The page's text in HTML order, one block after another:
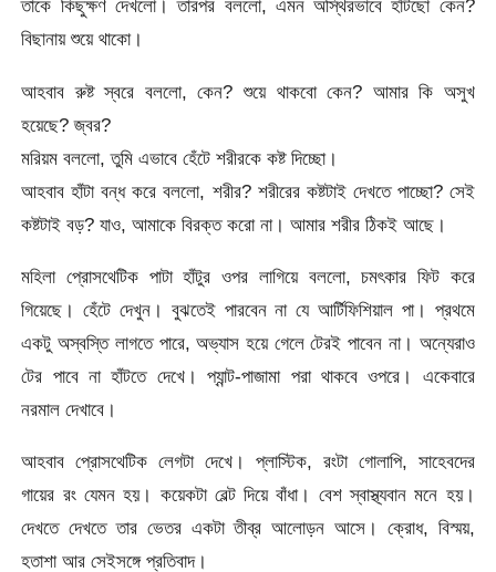
তাকে কিছুক্ষণ দেখলো। তারপর বললো, এমন অস্থিরভাবে হাঁটছো কেন?
বিছানায় শুয়ে থাকো।
আহবাব রুষ্ট স্বরে বললো, কেন? শুয়ে থাকবো কেন? আমার কি অসুখ
হয়েছে? জ্বর?
মরিয়ম বললো, তুমি এভাবে হেঁটে শরীরকে কষ্ট দিচ্ছো।
আহবাব হাঁটা বন্ধ করে বললো, শরীর? শরীরের কষ্টটাই দেখতে পাচ্ছো? সেই
কষ্টটাই বড়? যাও, আমাকে বিরক্ত করো না। আমার শরীর ঠিকই আছে।
মহিলা প্রোসথেটিক পাটা হাঁটুর ওপর লাগিয়ে বললো, চমৎকার ফিট করে
গিয়েছে। হেঁটে দেখুন। বুঝতেই পারবেন না যে আর্টিফিশিয়াল পা। প্রথমে
একটু অস্বস্তি লাগতে পারে, অভ্যাস হয়ে গেলে টেরই পাবেন না। অন্যেরাও
টের পাবে না হাঁটতে দেখে। প্যান্ট-পাজামা পরা থাকবে ওপরে। একেবারে
নরমাল দেখাবে।
আহবাব প্রোসথেটিক লেগটা দেখে। প্লাস্টিক, রংটা গোলাপি, সাহেবদের
গায়ের রং যেমন হয়। কয়েকটা বেল্ট দিয়ে বাঁধা। বেশ স্বাস্থ্যবান মনে হয়।
দেখতে দেখতে তার ভেতর একটা তীব্র আলোড়ন আসে। ক্রোধ, বিস্ময়,
হতাশা আর সেইসঙ্গে প্রতিবাদ।